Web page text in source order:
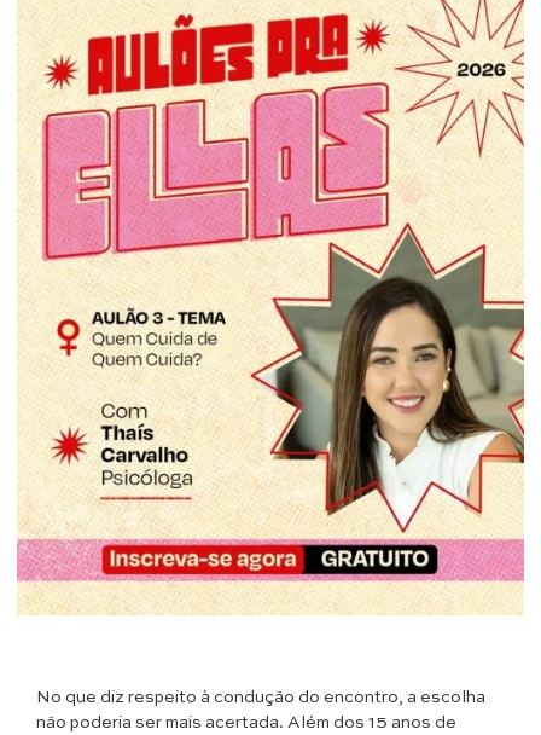
No que diz respeito à condução do encontro, a escolha
não poderia ser mais acertada. Além dos 15 anos de